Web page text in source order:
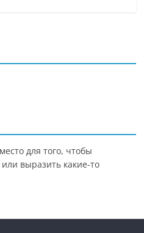
для того, чтобы
выразить какие-то